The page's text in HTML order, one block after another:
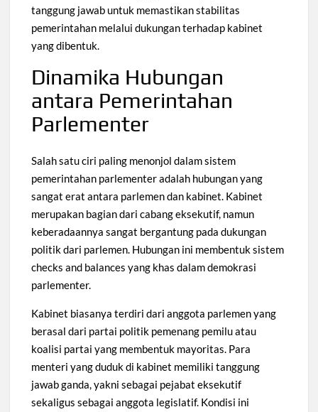
tanggung jawab untuk memastikan stabilitas
pemerintahan melalui dukungan terhadap kabinet
yang dibentuk.
Dinamika Hubungan
antara Pemerintahan
Parlementer
Salah satu ciri paling menonjol dalam sistem
pemerintahan parlementer adalah hubungan yang
sangat erat antara parlemen dan kabinet. Kabinet
merupakan bagian dari cabang eksekutif, namun
keberadaannya sangat bergantung pada dukungan
politik dari parlemen. Hubungan ini membentuk sistem
checks and balances yang khas dalam demokrasi
parlementer.
Kabinet biasanya terdiri dari anggota parlemen yang
berasal dari partai politik pemenang pemilu atau
koalisi partai yang membentuk mayoritas. Para
menteri yang duduk di kabinet memiliki tanggung
jawab ganda, yakni sebagai pejabat eksekutif
sekaligus sebagai anggota legislatif. Kondisi ini